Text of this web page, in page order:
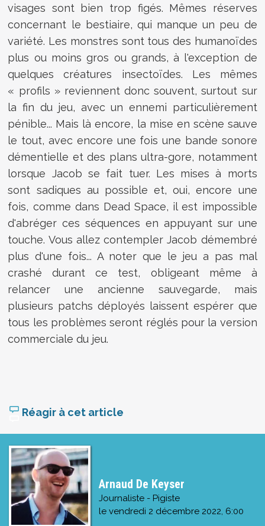
visages sont bien trop figés. Mêmes réserves
concernant le bestiaire, qui manque un peu de
variété. Les monstres sont tous des humanoïdes
plus ou moins gros ou grands, à l'exception de
quelques créatures insectoïdes. Les mêmes
« profils » reviennent donc souvent, surtout sur
la fin du jeu, avec un ennemi particulièrement
pénible... Mais là encore, la mise en scène sauve
le tout, avec encore une fois une bande sonore
démentielle et des plans ultra-gore, notamment
lorsque Jacob se fait tuer. Les mises à morts
sont sadiques au possible et, oui, encore une
fois, comme dans Dead Space, il est impossible
d'abréger ces séquences en appuyant sur une
touche. Vous allez contempler Jacob démembré
plus d'une fois... A noter que le jeu a pas mal
crashé durant ce test, obligeant même à
relancer une ancienne sauvegarde, mais
plusieurs patchs déployés laissent espérer que
tous les problèmes seront réglés pour la version
commerciale du jeu.
Réagir à cet article
Arnaud De Keyser
Journaliste - Pigiste
le vendredi 2 décembre 2022, 6:00